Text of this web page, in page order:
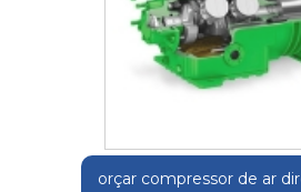
orçar compressor de ar